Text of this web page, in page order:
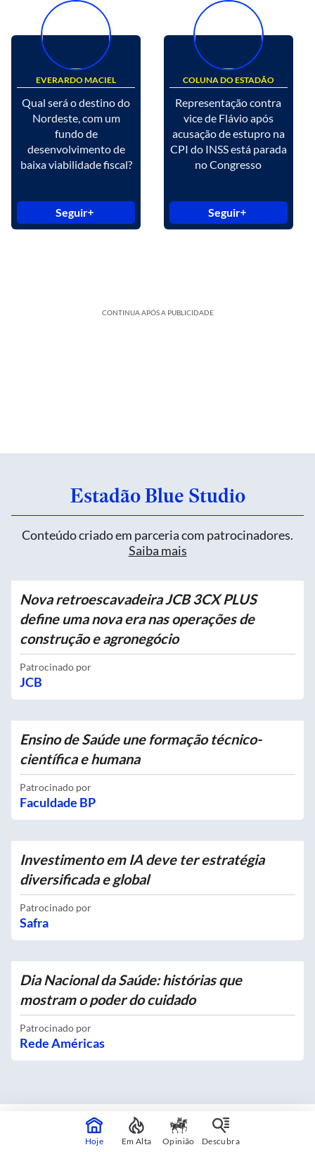
EVERARDO MACIEL
Qual será o destino do
Nordeste, com um
fundo de
desenvolvimento de
baixa viabilidade fiscal?
Seguir
COLUNA DO ESTADÃO
Representação contra
vice de Flávio após
acusação de estupro na
CPI do INSS está parada
no Congresso
Seguir
CONTINUA APÓS A PUBLICIDADE
Estadão Blue Studio
Conteúdo criado em parceria com patrocinadores.
Saiba mais
Nova retroescavadeira JCB 3CX PLUS
define uma nova era nas operações de
construção e agronegócio
Patrocinado por
JCB
Ensino de Saúde une formação técnico-
científica e humana
Patrocinado por
Faculdade BP
Investimento em IA deve ter estratégia
diversificada e global
Patrocinado por
Safra
Dia Nacional da Saúde: histórias que
mostram o poder do cuidado
Patrocinado por
Rede Américas
Mapas interativos
Hoje Em Alta Opinião Descubra